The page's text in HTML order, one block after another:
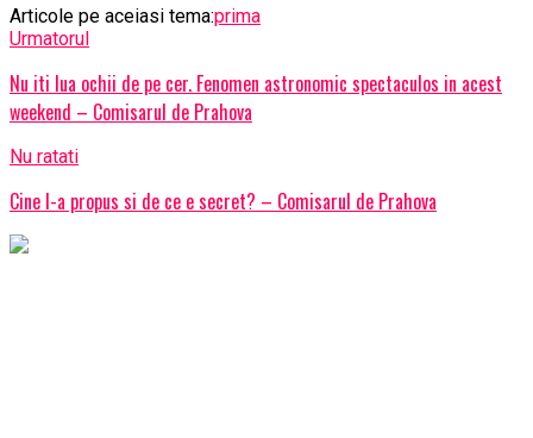
Articole pe aceiasi tema:prima
Urmatorul
Nu iti lua ochii de pe cer. Fenomen astronomic spectaculos in acest
weekend – Comisarul de Prahova
Nu ratati
Cine l-a propus si de ce e secret? – Comisarul de Prahova